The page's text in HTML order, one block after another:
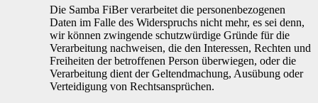
Die Samba FiBer verarbeitet die personenbezogenen
Daten im Falle des Widerspruchs nicht mehr, es sei denn,
wir können zwingende schutzwürdige Gründe für die
Verarbeitung nachweisen, die den Interessen, Rechten und
Freiheiten der betroffenen Person überwiegen, oder die
Verarbeitung dient der Geltendmachung, Ausübung oder
Verteidigung von Rechtsansprüchen.